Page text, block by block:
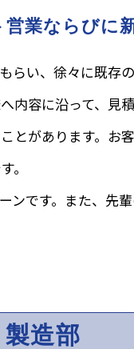
業ならびに
い、徐々に既存
容に沿って、見
とがあります。お
。
です。また、先
製造部